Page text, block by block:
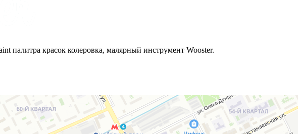
Защитные воски
Автоматический дозатор
палитра красок колеровка, малярный инструмент Wooster.